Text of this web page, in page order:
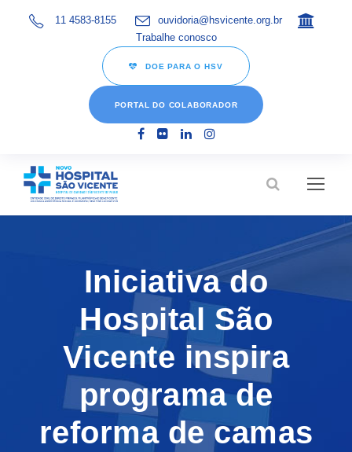
11 4583-8155
ouvidoria@hsvicente.org.br
Trabalhe conosco
DOE PARA O HSV
PORTAL DO COLABORADOR
Iniciativa do
Hospital São
Vicente inspira
programa de
reforma de camas